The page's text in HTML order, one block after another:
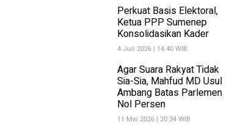
Perkuat Basis Elektoral,
Ketua PPP Sumenep
Konsolidasikan Kader
4 Juli 2026 | 14:40 WIB
Agar Suara Rakyat Tidak
Sia-Sia, Mahfud MD Usul
Ambang Batas Parlemen
Nol Persen
11 Mei 2026 | 20:34 WIB